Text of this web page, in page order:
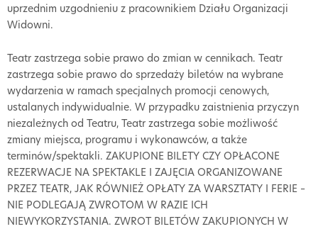
uprzednim uzgodnieniu z pracownikiem Działu Organizacji
Widowni.
Teatr zastrzega sobie prawo do zmian w cennikach. Teatr
zastrzega sobie prawo do sprzedaży biletów na wybrane
wydarzenia w ramach specjalnych promocji cenowych,
ustalanych indywidualnie. W przypadku zaistnienia przyczyn
niezależnych od Teatru, Teatr zastrzega sobie możliwość
zmiany miejsca, programu i wykonawców, a także
terminów/spektakli. ZAKUPIONE BILETY CZY OPŁACONE
REZERWACJE NA SPEKTAKLE I ZAJĘCIA ORGANIZOWANE
PRZEZ TEATR, JAK RÓWNIEŻ OPŁATY ZA WARSZTATY I FERIE –
NIE PODLEGAJĄ ZWROTOM W RAZIE ICH
NIEWYKORZYSTANIA. ZWROT BILETÓW ZAKUPIONYCH W